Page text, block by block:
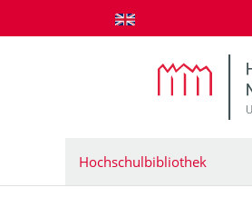
zum Inhalt springen
Hochschulbibliothek